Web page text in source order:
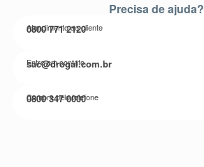
Precisa de ajuda?
Atendimento ao cliente
0800 771 2120
Entre em contato
sac@drogal.com.br
Compre pelo telefone
0800 347 0000